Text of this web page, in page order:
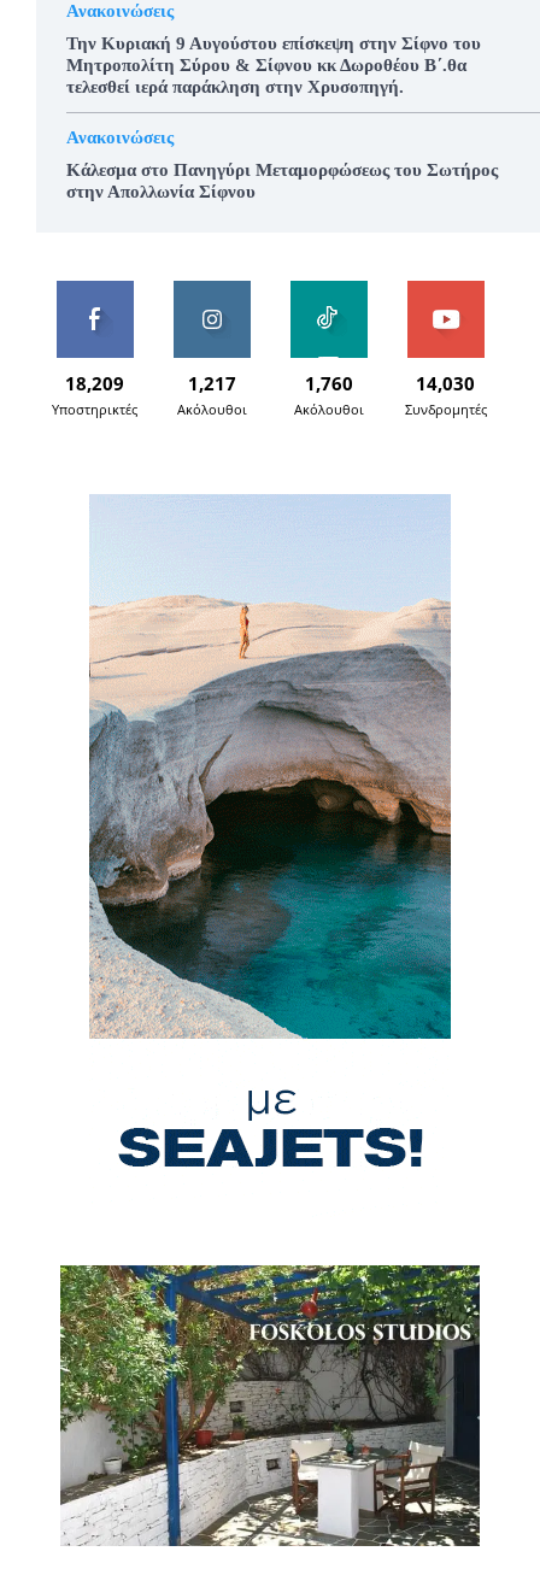
Ανακοινώσεις
Την Κυριακή 9 Αυγούστου επίσκεψη στην Σίφνο του
Μητροπολίτη Σύρου & Σίφνου κκ Δωροθέου Β΄.θα
τελεσθεί ιερά παράκληση στην Χρυσοπηγή.
Ανακοινώσεις
Κάλεσμα στο Πανηγύρι Μεταμορφώσεως του Σωτήρος
στην Απολλωνία Σίφνου
18,209
Υποστηρικτές
1,217
Ακόλουθοι
1,760
Ακόλουθοι
14,030
Συνδρομητές